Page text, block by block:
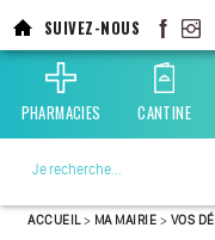
SUIVEZ-NOUS
PHARMACIES CANTINE
ACCUEIL> MA MAIRIE > VOS